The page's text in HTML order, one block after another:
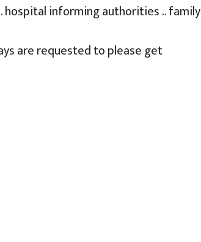
hospital informing authorities .. family
are requested to please get